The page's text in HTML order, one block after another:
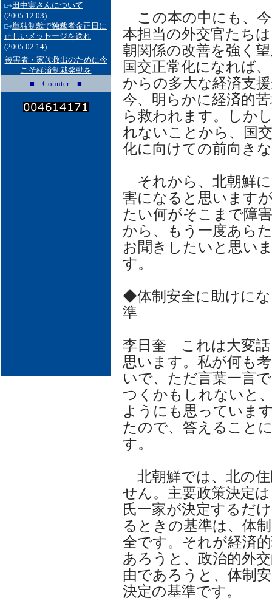
田中実さんについて
(2005.12.03)
単独制裁で独裁者金正日に
正しいメッセージを送れ
(2005.02.14)
被害者・家族救出のために今
こそ経済制裁発動を
■ Counter ■
この本の中にも、
本担当の外交官たち
朝関係の改善を強く
国交正常化になれば
からの多大な経済支
今、明らかに経済的
ら救われます。しか
れないことから、国
化に向けての前向き
それから、北朝鮮
害になると思います
たい何がそこまで障
から、もう一度あら
お聞きしたいと思い
す。
◆体制安全に助けに
準
李日奎 これは大変話
思います。私が何も
いで、ただ言葉一言
つくかもしれないと
ようにも思っていま
たので、答えること
す。
北朝鮮では、北の
せん。主要政策決定
氏一家が決定するだ
るときの基準は、体
全です。それが経済
あろうと、政治的外
由であろうと、体制
決定の基準です。